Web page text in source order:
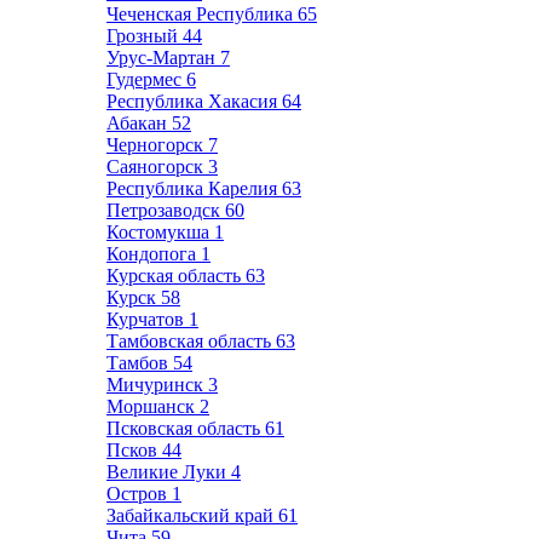
Чеченская Республика 65
Грозный 44
Урус-Мартан 7
Гудермес 6
Республика Хакасия 64
Абакан 52
Черногорск 7
Саяногорск 3
Республика Карелия 63
Петрозаводск 60
Костомукша 1
Кондопога 1
Курская область 63
Курск 58
Курчатов 1
Тамбовская область 63
Тамбов 54
Мичуринск 3
Моршанск 2
Псковская область 61
Псков 44
Великие Луки 4
Остров 1
Забайкальский край 61